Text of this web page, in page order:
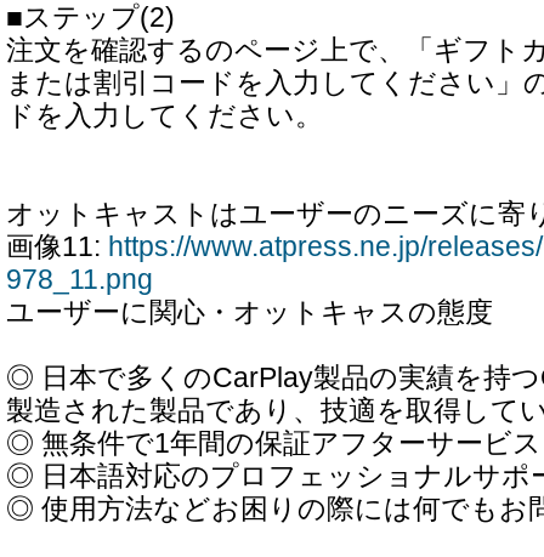
■ステップ(2)
注文を確認するのページ上で、「ギフト
または割引コードを入力してください」
ドを入力してください。
オットキャストはユーザーのニーズに寄
画像11: https://www.atpress.ne.jp/
978_11.png
ユーザーに関心・オットキャスの態度
◎ 日本で多くのCarPlay製品の実績を持
製造された製品であり、技適を取得して
◎ 無条件で1年間の保証アフターサービ
◎ 日本語対応のプロフェッショナルサポ
◎ 使用方法などお困りの際には何でもお